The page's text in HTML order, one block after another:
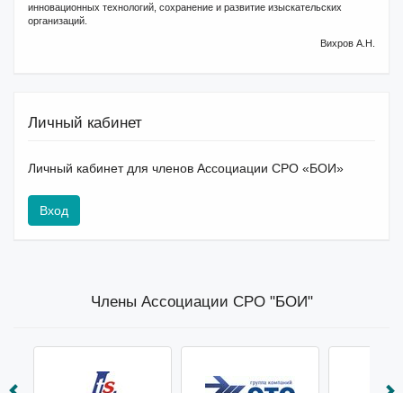
инновационных технологий, сохранение и развитие изыскательских
организаций.
Вихров А.Н.
Личный кабинет
Личный кабинет для членов Ассоциации СРО «БОИ»
Вход
Члены Ассоциации СРО "БОИ"